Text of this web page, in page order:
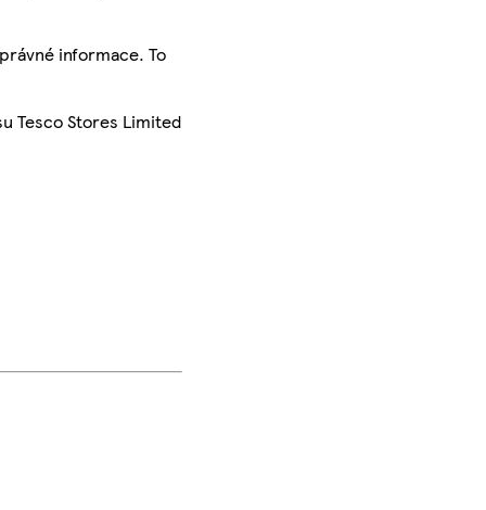
informace. To
Tesco Stores Limited